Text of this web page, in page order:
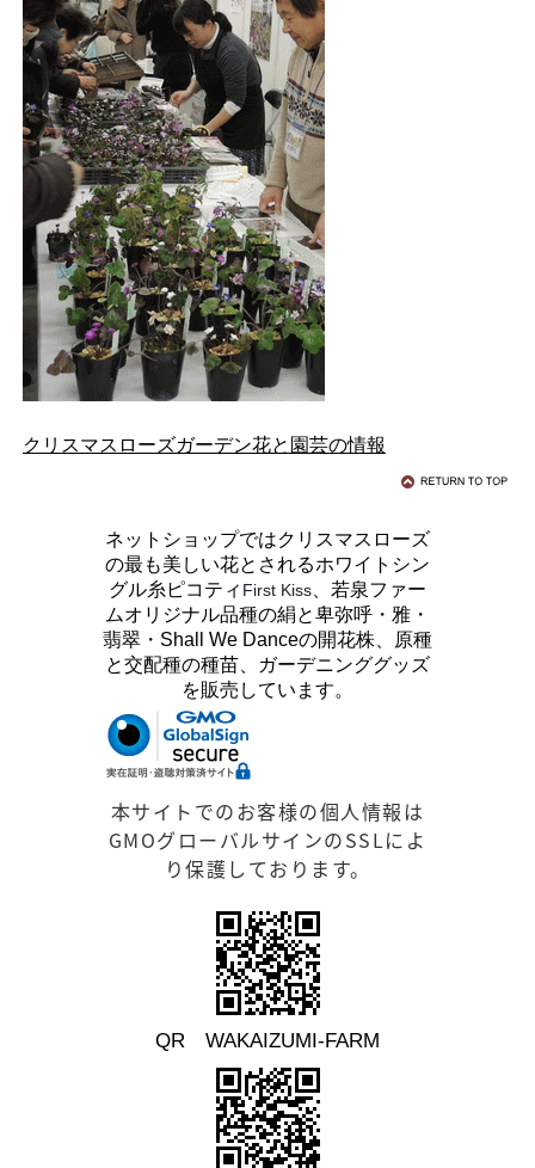
クリスマスローズガーデン花と園芸の情報
ネットショップではクリスマスローズ
の最も美しい花とされるホワイトシン
グル糸ピコティ First Kiss 、若泉ファー
ムオリジナル品種の絹と卑弥呼・雅・
翡翠・Shall We Danceの開花株、原種
と交配種の種苗、ガーデニンググッズ
を販売しています。
本サイトでのお客様の個人情報は
GMOグローバルサインのSSLによ
り保護しております。
QR WAKAIZUMI-FARM